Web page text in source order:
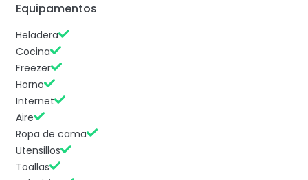
Equipamentos
Heladera
Cocina
Freezer
Horno
Internet
Aire
Ropa de cama
Utensillos
Toallas